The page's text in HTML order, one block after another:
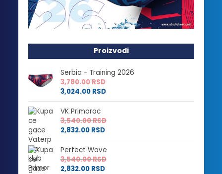
Proizvodi
Serbia - Training 2026
3,780.00RSD
3,024.00 RSD
VK Primorac
3,540.00RSD
2,832.00 RSD
Perfect Wave
3,540.00RSD
2,832.00 RSD